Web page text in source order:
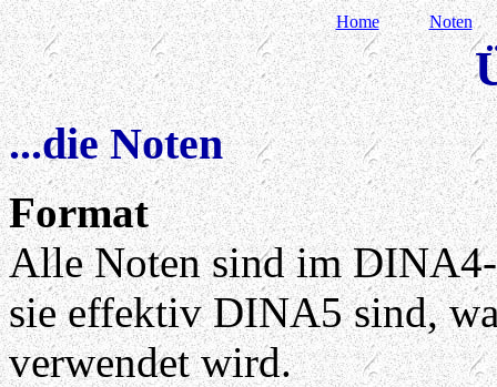
Home Noten
...die Noten
Format
Alle Noten sind im
sie effektiv DINA5 sind,
verwendet wird.